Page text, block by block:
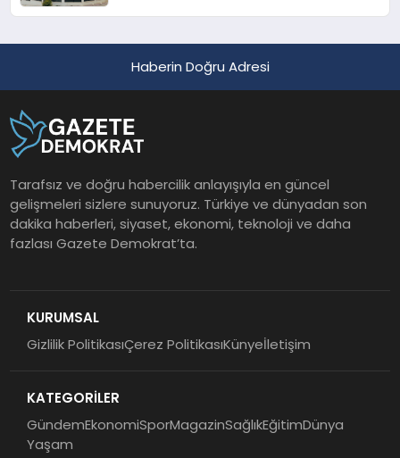
Haberin Doğru Adresi
Tarafsız ve doğru habercilik anlayışıyla en güncel
gelişmeleri sizlere sunuyoruz. Türkiye ve dünyadan son
dakika haberleri, siyaset, ekonomi, teknoloji ve daha
fazlası Gazete Demokrat’ta.
KURUMSAL
Gizlilik PolitikasıÇerez PolitikasıKünyeİletişim
KATEGORİLER
GündemEkonomiSporMagazinSağlıkEğitimDünya
Yaşam